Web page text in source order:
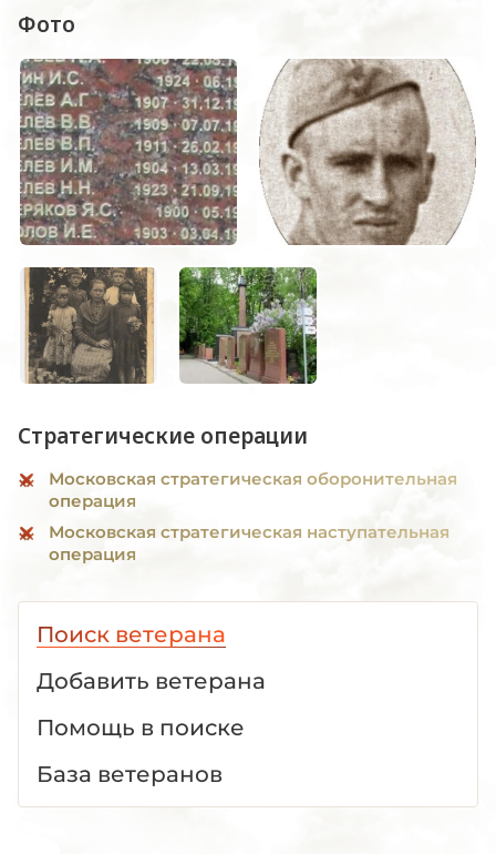
Фото
Стратегические операции
Московская стратегическая оборонительная
операция
Московская стратегическая наступательная
операция
Поиск ветерана
Добавить ветерана
Помощь в поиске
База ветеранов